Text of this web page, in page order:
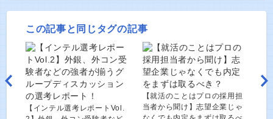
この記事と同じタグの記事
【インテル選考レポートVol.
【就活のことはプロの採用担
当者から聞け】志望企業じゃ